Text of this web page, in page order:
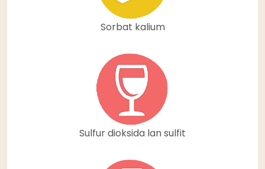
Sorbat kalium
Sulfur dioksida lan sulfit